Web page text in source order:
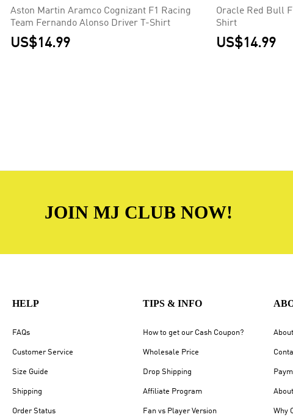
Aston Martin Aramco Cognizant F1 Racing
Team Fernando Alonso Driver T-Shirt
US$14.99
Oracle Red Bull
Shirt
US$14.99
JOIN MJ CLUB NOW!
HELP
FAQs
Customer Service
Size Guide
Shipping
Order Status
TIPS & INFO
How to get our Cash Coupon?
Wholesale Price
Drop Shipping
Affiliate Program
Fan vs Player Version Why